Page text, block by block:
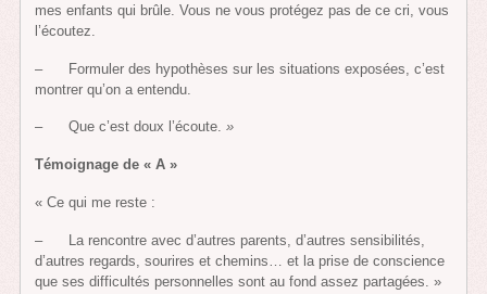
mes enfants qui brûle. Vous ne vous protégez pas de ce cri, vous
l’écoutez.
– Formuler des hypothèses sur les situations exposées, c’est
montrer qu’on a entendu.
– Que c’est doux l’écoute. »
Témoignage de « A »
« Ce qui me reste :
– La rencontre avec d’autres parents, d’autres sensibilités,
d’autres regards, sourires et chemins… et la prise de conscience
que ses difficultés personnelles sont au fond assez partagées. »